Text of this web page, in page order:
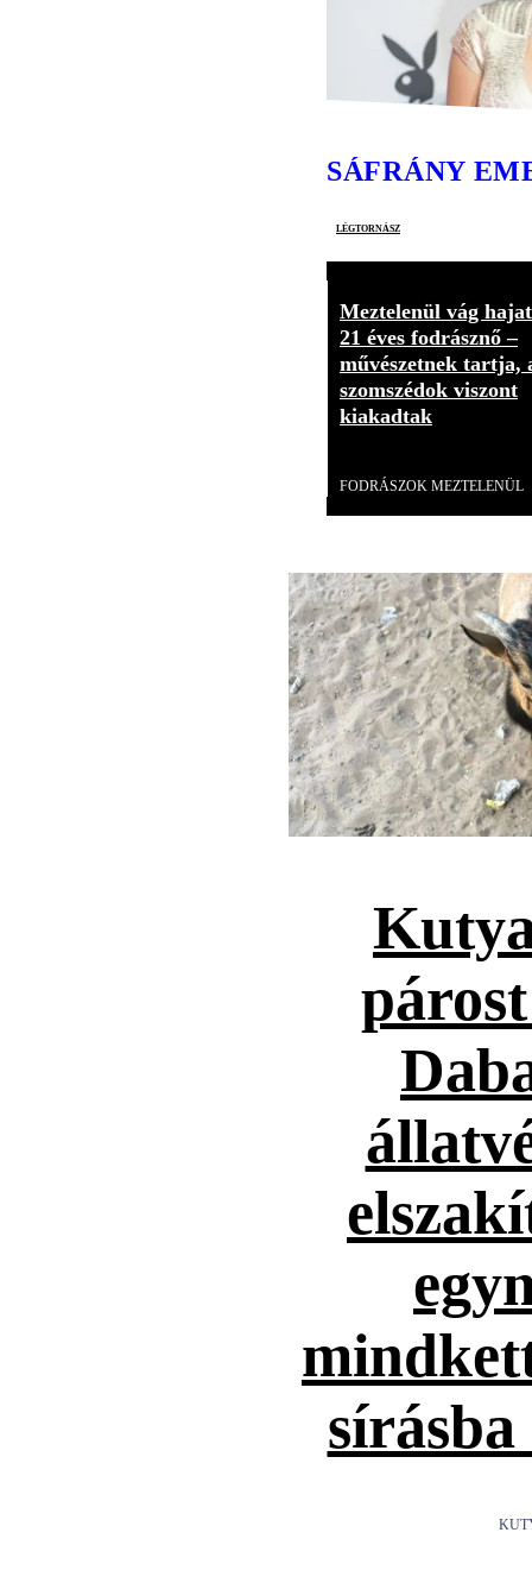
SÁFRÁNY
légtornász
Meztelenül vág
21 éves fodrásznő –
művészetnek tartja,
szomszédok viszont
kiakadtak
FODRÁSZOK MEZTELENÜL
sírásba